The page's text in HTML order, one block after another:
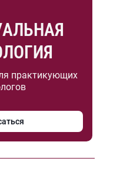
практикующих